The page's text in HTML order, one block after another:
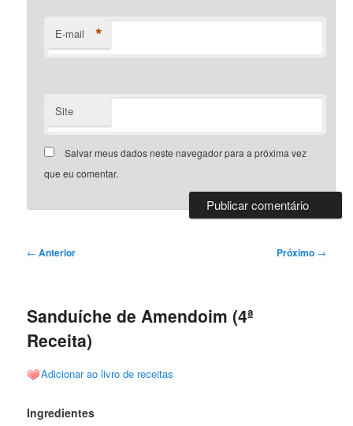
E-mail *
Site
Salvar meus dados neste navegador para a próxima vez
que eu comentar.
Navegação
← Anterior Próximo →
Sanduíche de Amendoim (4ª
Receita)
Adicionar ao livro de receitas
Ingredientes